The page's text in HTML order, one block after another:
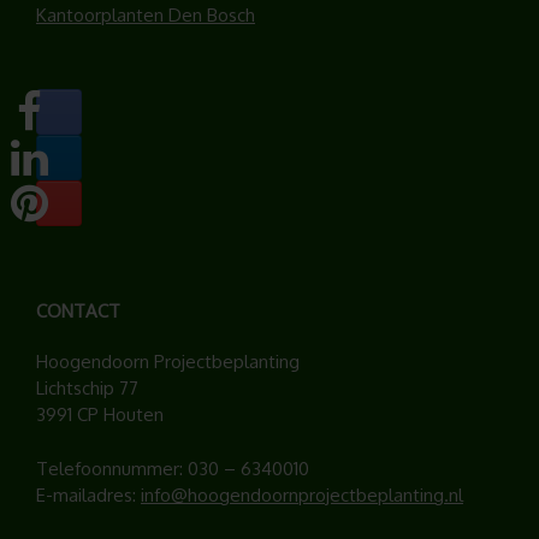
Kantoorplanten Den Bosch
CONTACT
Hoogendoorn Projectbeplanting
Lichtschip 77
3991 CP Houten
Telefoonnummer: 030 – 6340010
E-mailadres: info@hoogendoornprojectbeplanting.nl